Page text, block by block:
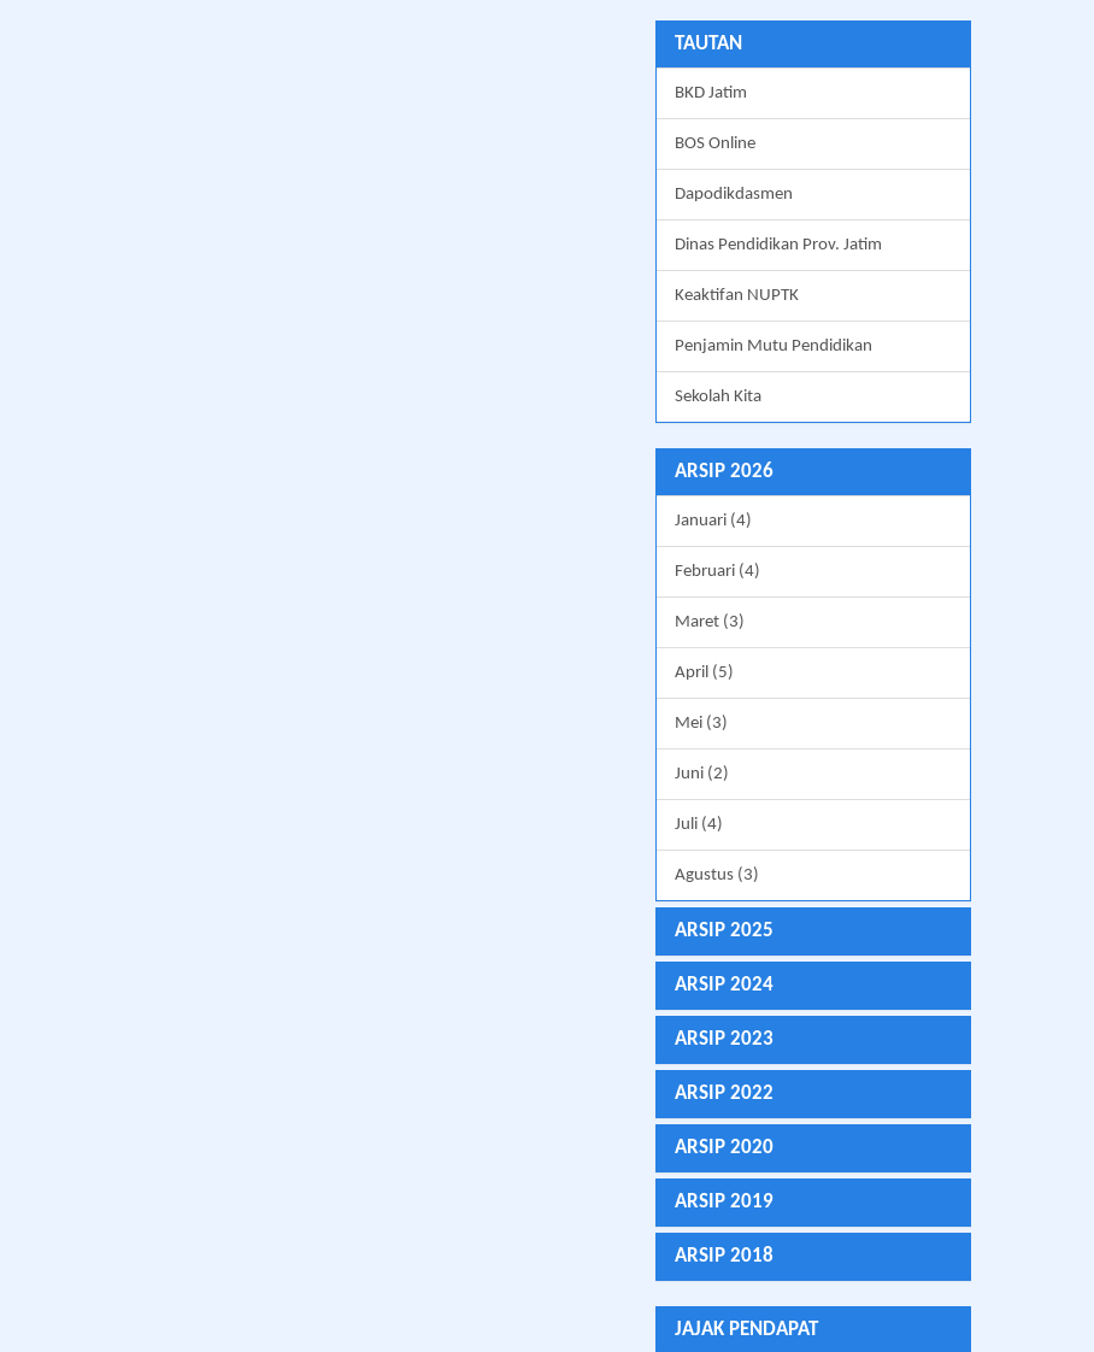
TAUTAN
BKD Jatim
BOS Online
Dapodikdasmen
Dinas Pendidikan Prov. Jatim
Keaktifan NUPTK
Penjamin Mutu Pendidikan
Sekolah Kita
ARSIP 2026
Januari (4)
Februari (4)
Maret (3)
April (5)
Mei (3)
Juni (2)
Juli (4)
Agustus (3)
ARSIP 2025
ARSIP 2024
ARSIP 2023
ARSIP 2022
ARSIP 2020
ARSIP 2019
ARSIP 2018
JAJAK PENDAPAT